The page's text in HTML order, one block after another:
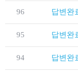
96 답변완
95 답변완
94 답변완